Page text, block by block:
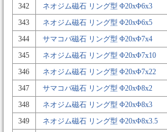
342
ネオジム磁石 リング型 Φ20xΦ6x3
343
ネオジム磁石 リング型 Φ20xΦ6x5
344
サマコバ磁石 リング型 Φ20xΦ7x4
345
ネオジム磁石 リング型 Φ20xΦ7x10
346
ネオジム磁石 リング型 Φ20xΦ7x22
347
サマコバ磁石 リング型 Φ20xΦ8x2
348
ネオジム磁石 リング型 Φ20xΦ8x3
349
ネオジム磁石 リング型 Φ20xΦ8x3.5